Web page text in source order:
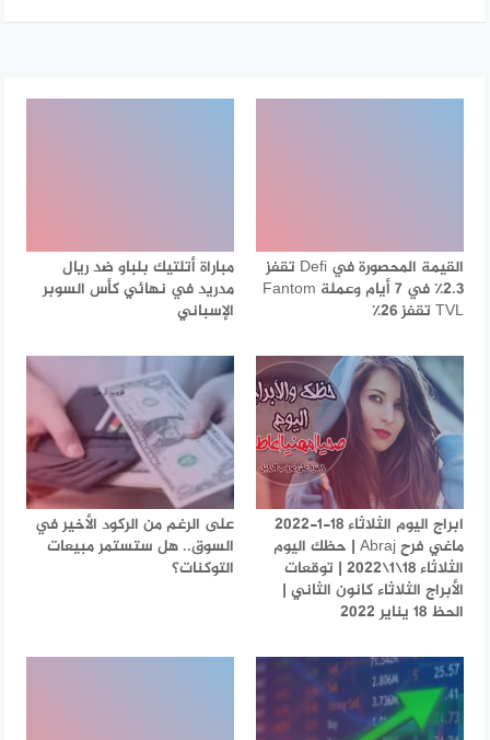
القيمة المحصورة في Defi تقفز
2.3٪ في 7 أيام وعملة Fantom
TVL تقفز 26٪
مباراة أتلتيك بلباو ضد ريال
مدريد في نهائي كأس السوبر
الإسباني
ابراج اليوم الثلاثاء 18-1-2022
ماغي فرح Abraj | حظك اليوم
الثلاثاء 18\1\2022 | توقعات
الأبراج الثلاثاء كانون الثاني |
الحظ 18 يناير 2022
على الرغم من الركود الأخير في
السوق.. هل ستستمر مبيعات
التوكنات؟